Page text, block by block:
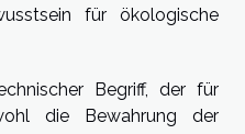
für ökologische
Begriff, der für
die Bewahrung der